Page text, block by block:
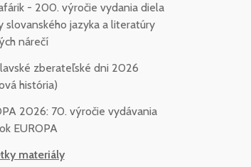
- 200. výročie vydania diela
slovanského jazyka a literatúry
nárečí
zberateľské dni 2026
história)
2026: 70. výročie vydávania
EUROPA
materiály